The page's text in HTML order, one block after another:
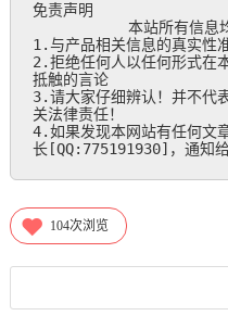
免责声明
本站所有信息均来
1.与产品相关信息的真实性
2.拒绝任何人以任何形式在
抵触的言论
3.请大家仔细辨认！并不代
关法律责任！
4.如果发现本网站有任何文
长[QQ:775191930]，通知
104次浏览